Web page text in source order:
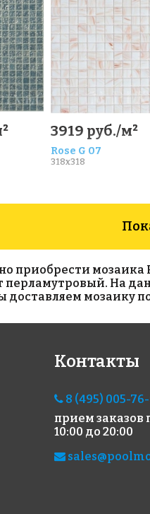
3919 руб./м²
Rose G 07
318x318
11421 руб./м²
Rose AJ 93+1(3)
мозаика
перламутровый. На
мозаику
Контакты
8 (495) 005-
прием заказов
10:00 до 20:00